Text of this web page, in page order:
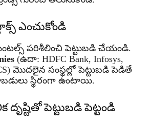
ఎంచుకోండి
పరిశీలించి పెట్టుబడి చేయండి.
(ఉదా: HDFC Bank, Infosys,
మొదలైన సంస్థల్లో పెట్టుబడి పెడితే
స్థిరంగా ఉంటాయి.
దృష్టితో పెట్టుబడి పెట్టండి